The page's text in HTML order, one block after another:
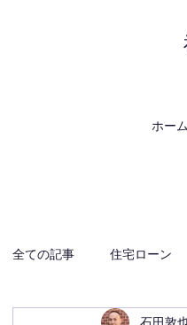
ホーム
全ての記事 住宅ローン